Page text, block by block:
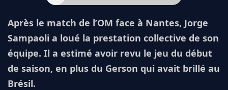
Après le match de l’OM face à Nantes, Jorge
Sampaoli a loué la prestation collective de son
équipe. Il a estimé avoir revu le jeu du début
de saison, en plus du Gerson qui avait brillé au
Brésil.